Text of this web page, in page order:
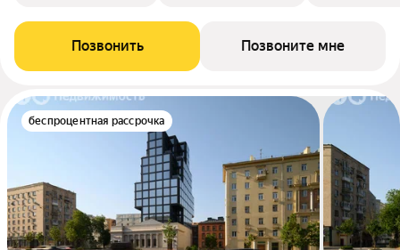
Позвонить Позвоните мне
беспроцентная рассрочка